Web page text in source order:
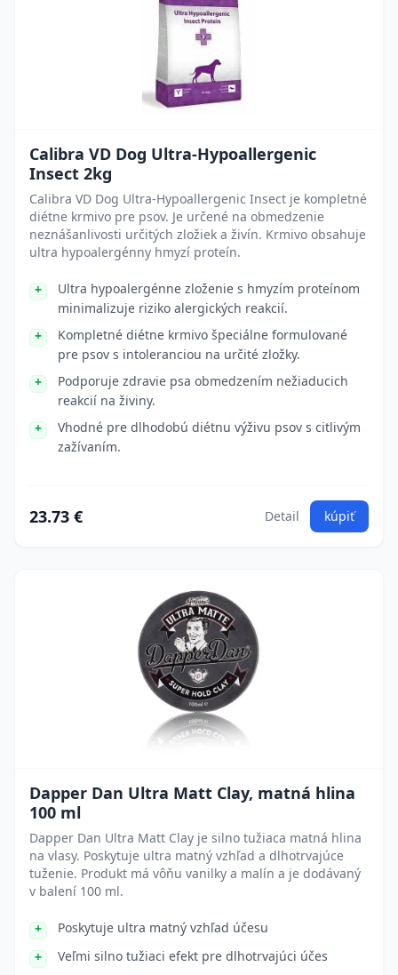
Calibra VD Dog Ultra-Hypoallergenic
Insect 2kg
Calibra VD Dog Ultra-Hypoallergenic Insect je kompletné
diétne krmivo pre psov. Je určené na obmedzenie
neznášanlivosti určitých zložiek a živín. Krmivo obsahuje
ultra hypoalergénny hmyzí proteín.
Ultra hypoalergénne zloženie s hmyzím proteínom
minimalizuje riziko alergických reakcií.
Kompletné diétne krmivo špeciálne formulované
pre psov s intoleranciou na určité zložky.
Podporuje zdravie psa obmedzením nežiaducich
reakcií na živiny.
Vhodné pre dlhodobú diétnu výživu psov s citlivým
zažívaním.
23.73 € Detail kúpiť
Dapper Dan Ultra Matt Clay, matná hlina
100 ml
Dapper Dan Ultra Matt Clay je silno tužiaca matná hlina
na vlasy. Poskytuje ultra matný vzhľad a dlhotrvajúce
tuženie. Produkt má vôňu vanilky a malín a je dodávaný
v balení 100 ml.
Poskytuje ultra matný vzhľad účesu
Veľmi silno tužiaci efekt pre dlhotrvajúci účes